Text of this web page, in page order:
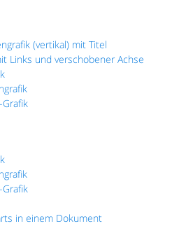
(vertikal) mit Titel
Links und verschobener Achse
in einem Dokument